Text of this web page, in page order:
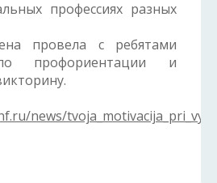
профессиях разных
провела с ребятами
профориентации и
news/